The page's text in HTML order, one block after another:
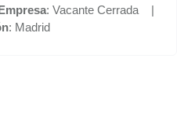
: Vacante Cerrada |
: Madrid